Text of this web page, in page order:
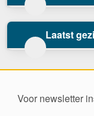
Laatst
Voor newsletter